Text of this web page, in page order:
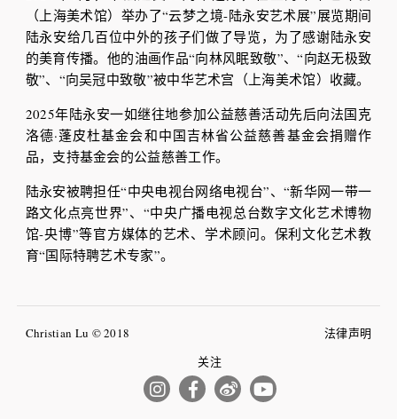
（上海美术馆）举办了“云梦之境-陆永安艺术展”展览期间
陆永安给几百位中外的孩子们做了导览，为了感谢陆永安
的美育传播。他的油画作品“向林风眠致敬”、“向赵无极致
敬”、“向吴冠中致敬”被中华艺术宫（上海美术馆）收藏。
2025年陆永安一如继往地参加公益慈善活动先后向法国克
洛德·蓬皮杜基金会和中国吉林省公益慈善基金会捐赠作
品，支持基金会的公益慈善工作。
陆永安被聘担任“中央电视台网络电视台”、“新华网一带一
路文化点亮世界”、“中央广播电视总台数字文化艺术博物
馆-央博”等官方媒体的艺术、学术顾问。保利文化艺术教
育“国际特聘艺术专家”。
Christian Lu © 2018
法律声明
关注